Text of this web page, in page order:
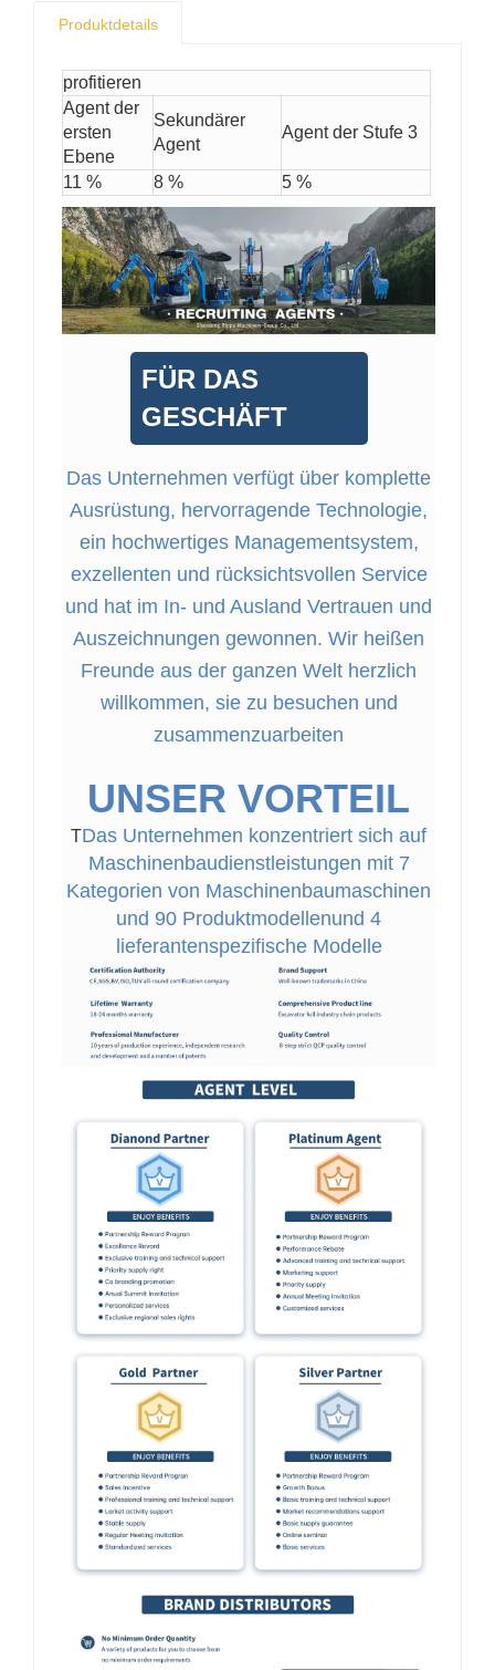
Produktdetails
profitieren
Agent der
ersten
Ebene
Sekundärer
Agent
Agent der Stufe 3
11 % 8 % 5 %
FÜR DAS
GESCHÄFT
Das Unternehmen verfügt über komplette
Ausrüstung, hervorragende Technologie,
ein hochwertiges Managementsystem,
exzellenten und rücksichtsvollen Service
und hat im In- und Ausland Vertrauen und
Auszeichnungen gewonnen. Wir heißen
Freunde aus der ganzen Welt herzlich
willkommen, sie zu besuchen und
zusammenzuarbeiten
UNSER VORTEIL
TDas Unternehmen konzentriert sich auf
Maschinenbaudienstleistungen mit 7
Kategorien von Maschinenbaumaschinen
und 90 Produktmodellenund 4
lieferantenspezifische Modelle